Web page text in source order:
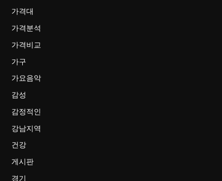
가격대
가격분석
가격비교
가구
가요음악
감성
감정적인
강남지역
건강
게시판
경기